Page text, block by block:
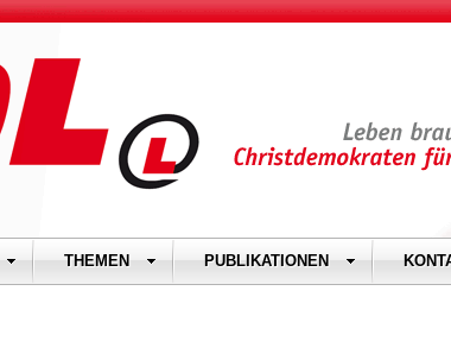
THEMEN PUBLIKATIONEN